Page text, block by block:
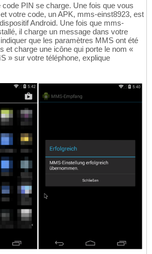
code PIN se charge. Une fois que vous
votre code, un APK, mms-einst8923, est
Android. Une fois que mms-
il charge un message dans votre
que les paramètres MMS ont été
et charge une icône qui porte le nom «
» sur votre téléphone, explique